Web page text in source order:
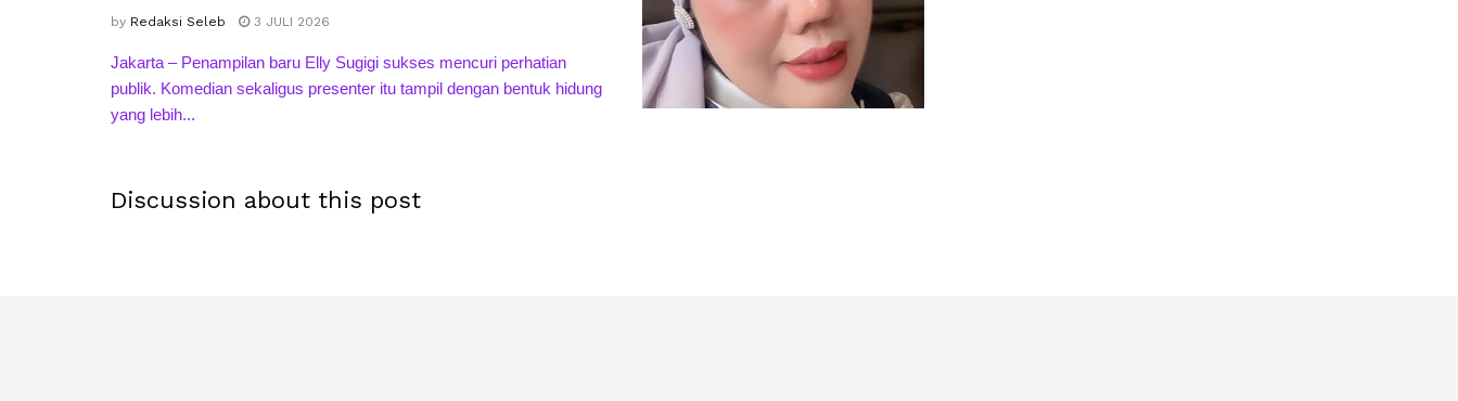
by Redaksi Seleb 3 JULI 2026
Jakarta – Penampilan baru Elly Sugigi sukses mencuri perhatian
publik. Komedian sekaligus presenter itu tampil dengan bentuk hidung
yang lebih...
Discussion about this post